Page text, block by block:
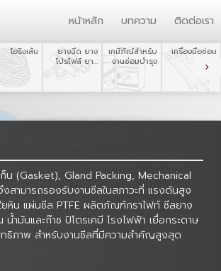
หน้าหลัก บทความ ติดต่อเรา
โอริงเส้น
ยางฉีด ยาง
โปรไฟล์ ยาง
ขึ้นรูป
เคมีภัณ์สำหรับ
งานซ่อมบำรุง
เครื่องมือซ่อม
น (Gasket), Gland Packing, Mechanical
ามารถรองรับงานซีลในสภาวะที่ แรงดันสูง
หิน แผ่นซีล PTFE ผลิตภัณฑ์กราไฟท์ ซีลยาง
ำมันและก๊าซ ปิโตรเคมี โรงไฟฟ้า เยื่อกระดาษ
ทธิภาพ สำหรับงานซีลที่มีความสำคัญสูงสุด